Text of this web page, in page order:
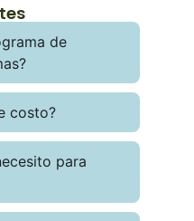
de
costo?
para